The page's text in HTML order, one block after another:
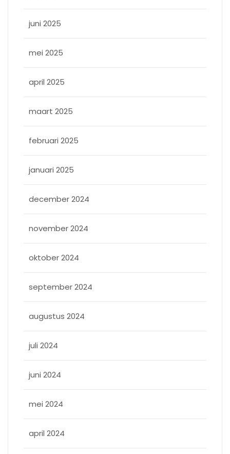
juni 2025
mei 2025
april 2025
maart 2025
februari 2025
januari 2025
december 2024
november 2024
oktober 2024
september 2024
augustus 2024
juli 2024
juni 2024
mei 2024
april 2024